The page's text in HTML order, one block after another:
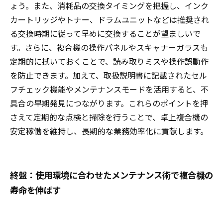
ょう。また、消耗品の交換タイミングを把握し、インク
カートリッジやトナー、ドラムユニットなどは推奨され
る交換時期に従って早めに交換することが望ましいで
す。さらに、複合機の操作パネルやスキャナーガラスも
定期的に拭いておくことで、読み取りミスや操作誤動作
を防止できます。加えて、取扱説明書に記載されたセル
フチェック機能やメンテナンスモードを活用すると、不
具合の早期発見につながります。これらのポイントを押
さえて定期的な点検と掃除を行うことで、卓上複合機の
安定稼働を維持し、長期的な業務効率化に貢献します。
終盤：使用環境に合わせたメンテナンス術で複合機の
寿命を伸ばす